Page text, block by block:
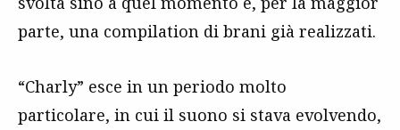
parte, una compilation di brani già realizzati.
“Charly” esce in un periodo molto
particolare, in cui il suono si stava evolvendo,